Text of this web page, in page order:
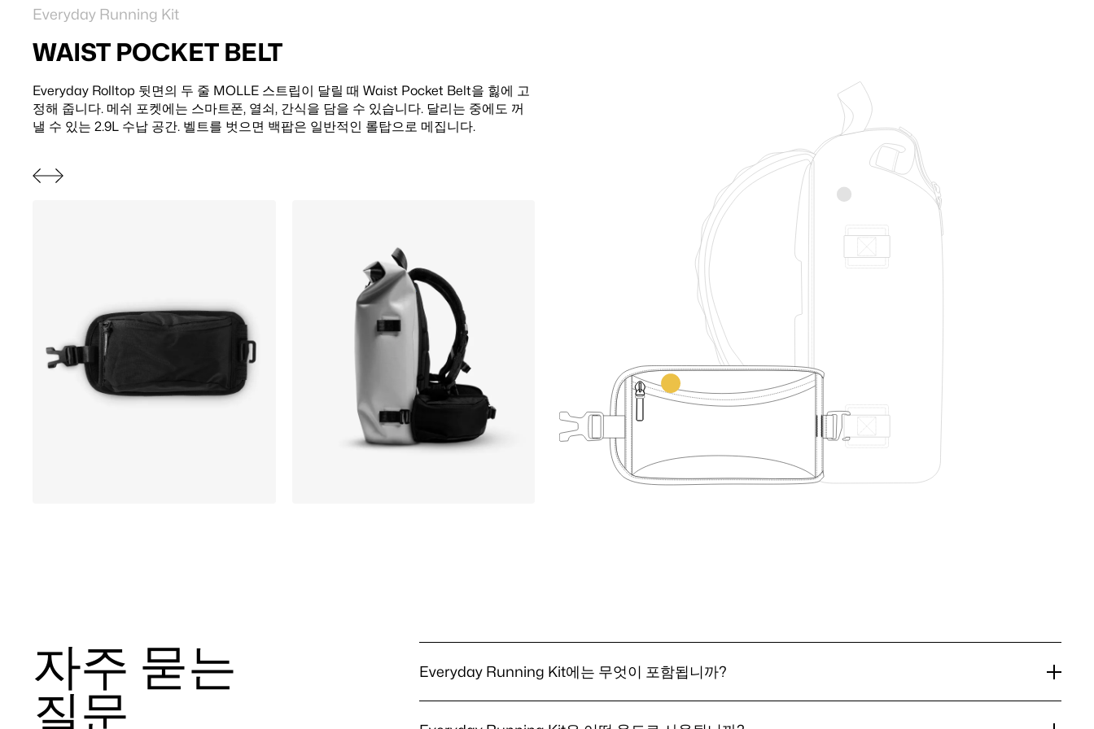
Everyday Running Kit
WAIST POCKET BELT
Everyday Rolltop 뒷면의 두 줄 MOLLE 스트립이 달릴 때 Waist Pocket Belt을 힗에 고
정해 줍니다. 메쉬 포켓에는 스마트폰, 열쇠, 간식을 담을 수 있습니다. 달리는 중에도 꺼
낼 수 있는 2.9L 수납 공간. 벨트를 벗으면 백팝은 일반적인 롤탑으로 메집니다.
EVERYDAY ROLLTOP
22리터 방수 롤탑입니다. 열접착 솔기, 76% 재생 소재. 16인치 노트북, 갈아입을 옷, 필수
품을 담습니다. 가벼운 날에는 롤탑 클로져를 내려 16L로, 더 많이 담아야 할 때는 열어둔
채 22L로 사용합니다.
자주 묻는
질문
Everyday Running Kit에는 무엇이 포함됩니까?
Running